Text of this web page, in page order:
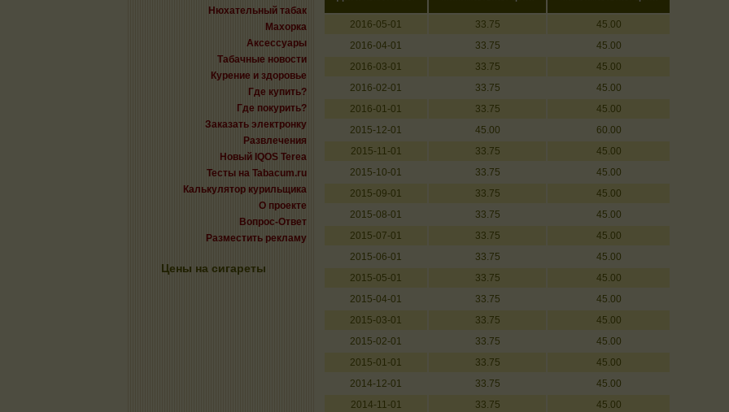
Нюхательный табак
Махорка
Аксессуары
Табачные новости
Курение и здоровье
Где купить?
Где покурить?
Заказать электронку
Развлечения
Новый IQOS Terea
Тесты на Tabacum.ru
Калькулятор курильщика
О проекте
Вопрос-Ответ
Разместить рекламу
Цены на сигареты
2016-05-01 33.75
45.00
2016-04-01
33.75
45.00
2016-03-01
33.75
45.00
2016-02-01
33.75
45.00
2016-01-01
33.75
45.00
2015-12-01
45.00
60.00
2015-11-01
33.75
45.00
2015-10-01
33.75
45.00
2015-09-01
33.75
45.00
2015-08-01
33.75
45.00
2015-07-01
33.75
45.00
2015-06-01
33.75
45.00
2015-05-01
33.75
45.00
2015-04-01
33.75
45.00
2015-03-01
33.75
45.00
2015-02-01
33.75
45.00
2015-01-01
33.75
45.00
2014-12-01
33.75
45.00
2014-11-01
33.75
45.00